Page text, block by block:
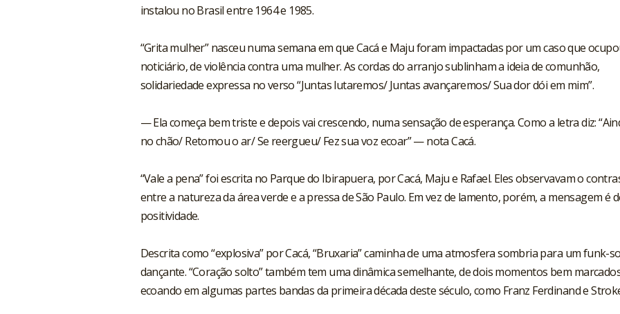
instalou no Brasil entre 1964 e 1985.
“Grita mulher” nasceu numa semana em que Cacá e Maju foram impactadas por um caso que
noticiário, de violência contra uma mulher. As cordas do arranjo sublinham a ideia de comunhão,
solidariedade expressa no verso “Juntas lutaremos/ Juntas avançaremos/ Sua dor dói em mim”.
— Ela começa bem triste e depois vai crescendo, numa sensação de esperança. Como a letra diz:
no chão/ Retomou o ar/ Se reergueu/ Fez sua voz ecoar” — nota Cacá.
“Vale a pena” foi escrita no Parque do Ibirapuera, por Cacá, Maju e Rafael. Eles observavam o
entre a natureza da área verde e a pressa de São Paulo. Em vez de lamento, porém, a mensagem é
positividade.
Descrita como “explosiva” por Cacá, “Bruxaria” caminha de uma atmosfera sombria para um funk-
dançante. “Coração solto” também tem uma dinâmica semelhante, de dois momentos bem
ecoando em algumas partes bandas da primeira década deste século, como Franz Ferdinand e